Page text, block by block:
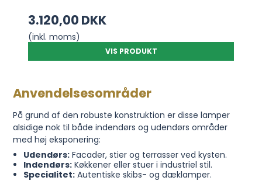
3.120,00 DKK
(inkl. moms)
VIS PRODUKT
Anvendelsesområder
På grund af den robuste konstruktion er disse lamper
alsidige nok til både indendørs og udendørs områder
med høj eksponering:
Udendørs:Facader, stier og terrasser ved kysten.
Indendørs:Køkkener eller stuer i industriel stil.
Specialitet:Autentiske skibs- og dæklamper.